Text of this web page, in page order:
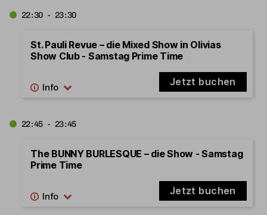
22:30 - 23:30
St. Pauli Revue – die Mixed Show in Olivias
Show Club - Samstag Prime Time
Jetzt buchen
22:45 - 23:45
The BUNNY BURLESQUE – die Show - Samstag
Prime Time
Jetzt buchen